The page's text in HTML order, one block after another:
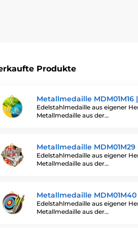
Produkte
Metallmedaille MDM01M16
Edelstahlmedaille aus eigener
Metallmedaille aus der…
Metallmedaille
Edelstahlmedaille aus eigener
Metallmedaille aus der…
Metallmedaille
Edelstahlmedaille aus eigener
Metallmedaille aus der…